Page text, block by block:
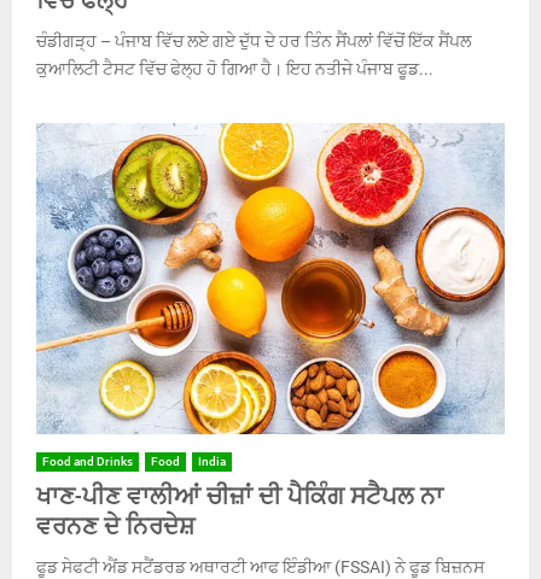
ਚੰਡੀਗੜ੍ਹ – ਪੰਜਾਬ ਵਿੱਚ ਲਏ ਗਏ ਦੁੱਧ ਦੇ ਹਰ ਤਿੰਨ ਸੈਂਪਲਾਂ ਵਿੱਚੋਂ ਇੱਕ ਸੈਂਪਲ
ਕੁਆਲਿਟੀ ਟੈਸਟ ਵਿੱਚ ਫੇਲ੍ਹ ਹੋ ਗਿਆ ਹੈ। ਇਹ ਨਤੀਜੇ ਪੰਜਾਬ ਫੂਡ...
Food and Drinks Food India
ਖਾਣ-ਪੀਣ ਵਾਲੀਆਂ ਚੀਜ਼ਾਂ ਦੀ ਪੈਕਿੰਗ ਸਟੈਪਲ ਨਾ
ਵਰਨਣ ਦੇ ਨਿਰਦੇਸ਼
ਫੂਡ ਸੇਫਟੀ ਐਂਡ ਸਟੈਂਡਰਡ ਅਥਾਰਟੀ ਆਫ ਇੰਡੀਆ (FSSAI) ਨੇ ਫੂਡ ਬਿਜ਼ਨਸ